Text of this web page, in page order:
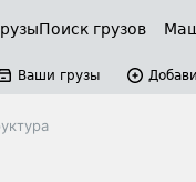
Поиск грузов
Ваши грузы